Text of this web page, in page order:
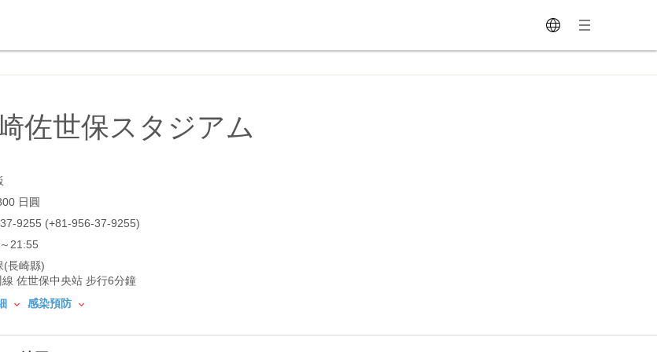
佐世保スタジアム
日圓
9255 (+81-956-37-9255)
21:55
(長崎縣)
佐世保中央站 步行6分鐘
感染預防